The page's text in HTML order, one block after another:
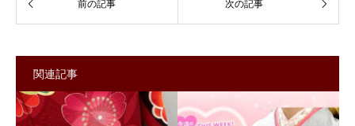
関連記事